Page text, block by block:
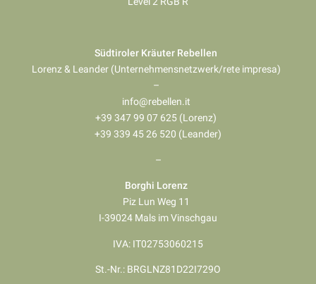
Südtiroler Kräuter Rebellen
Lorenz & Leander (Unternehmensnetzwerk/rete impresa)
–
info@rebellen.it
+39 347 99 07 625 (Lorenz)
+39 339 45 26 520 (Leander)
–
Borghi Lorenz
Piz Lun Weg 11
I-39024 Mals im Vinschgau
IVA: IT02753060215
St.-Nr.: BRGLNZ81D22I729O